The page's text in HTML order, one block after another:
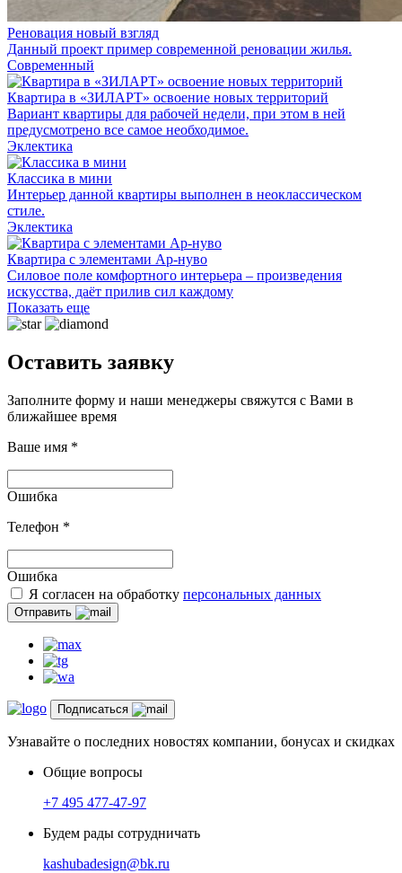
Реновация новый взгляд
Данный проект пример современной реновации жилья.
Современный
Квартира в «ЗИЛАРТ» освоение новых территорий
Вариант квартиры для рабочей недели, при этом в ней
предусмотрено все самое необходимое.
Эклектика
Классика в мини
Интерьер данной квартиры выполнен в неоклассическом
стиле.
Эклектика
Квартира с элементами Ар-нуво
Силовое поле комфортного интерьера – произведения
искусства, даёт прилив сил каждому
Показать еще
Оставить заявку
Заполните форму и наши менеджеры свяжутся с Вами в
ближайшее время
Ваше имя *
Ошибка
Телефон *
Ошибка
Я согласен на обработку персональных данных
Отправить
Подписаться
Узнавайте о последних новостях компании, бонусах и скидках
Общие вопросы
+7 495 477-47-97
Будем рады сотрудничать
kashubadesign@bk.ru